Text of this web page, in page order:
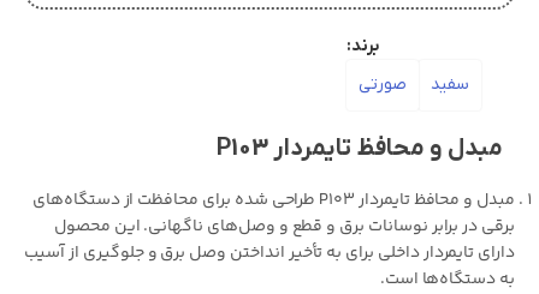
برند:
سفید
صورتی
مبدل و محافظ تایمردار P103
مبدل و محافظ تایمردار P103 طراحی شده برای محافظت از دستگاه‌های
برقی در برابر نوسانات برق و قطع و وصل‌های ناگهانی. این محصول
دارای تایمردار داخلی برای به تأخیر انداختن وصل برق و جلوگیری از آسیب
به دستگاه‌ها است.